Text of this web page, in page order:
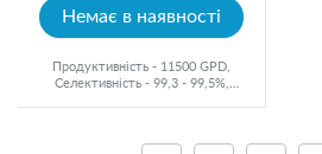
Немає в наявності
Продуктивність - 11500 GPD,
Селективність - 99,3 - 99,5%,